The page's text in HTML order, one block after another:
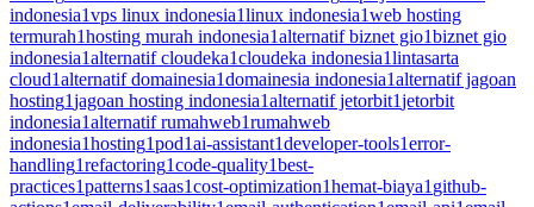
indonesia1vps linux indonesia1linux indonesia1web hosting
termurah1hosting murah indonesia1alternatif biznet gio1biznet gio
indonesia1alternatif cloudeka1cloudeka indonesia1lintasarta
cloud1alternatif domainesia1domainesia indonesia1alternatif jagoan
hosting1jagoan hosting indonesia1alternatif jetorbit1jetorbit
indonesia1alternatif rumahweb1rumahweb
indonesia1hosting1pod1ai-assistant1developer-tools1error-
handling1refactoring1code-quality1best-
practices1patterns1saas1cost-optimization1hemat-biaya1 github-